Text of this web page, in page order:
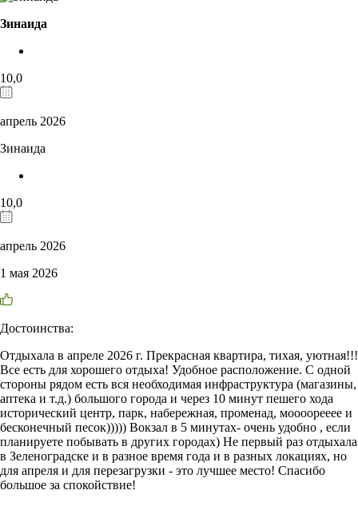
Зинаида
10,0
апрель 2026
Зинаида
10,0
апрель 2026
1 мая 2026
Достоинства:
Отдыхала в апреле 2026 г. Прекрасная квартира, тихая, уютная!!!
Все есть для хорошего отдыха! Удобное расположение. С одной
стороны рядом есть вся необходимая инфраструктура (магазины,
аптека и т.д.) большого города и через 10 минут пешего хода
исторический центр, парк, набережная, променад, моооорееее и
бесконечный песок))))) Вокзал в 5 минутах- очень удобно , если
планируете побывать в других городах) Не первый раз отдыхала
в Зеленоградске и в разное время года и в разных локациях, но
для апреля и для перезагрузки - это лучшее место! Спасибо
большое за спокойствие!